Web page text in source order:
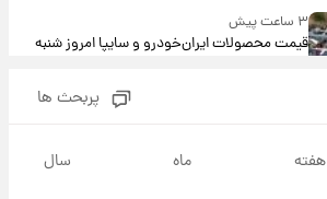
۳ ساعت پیش
قیمت محصولات ایران‌خودرو و سایپا امروز شنبه
شنبه ۱۷ مرداد ۱۴۰۵
پربحث ها
هفته ماه سال